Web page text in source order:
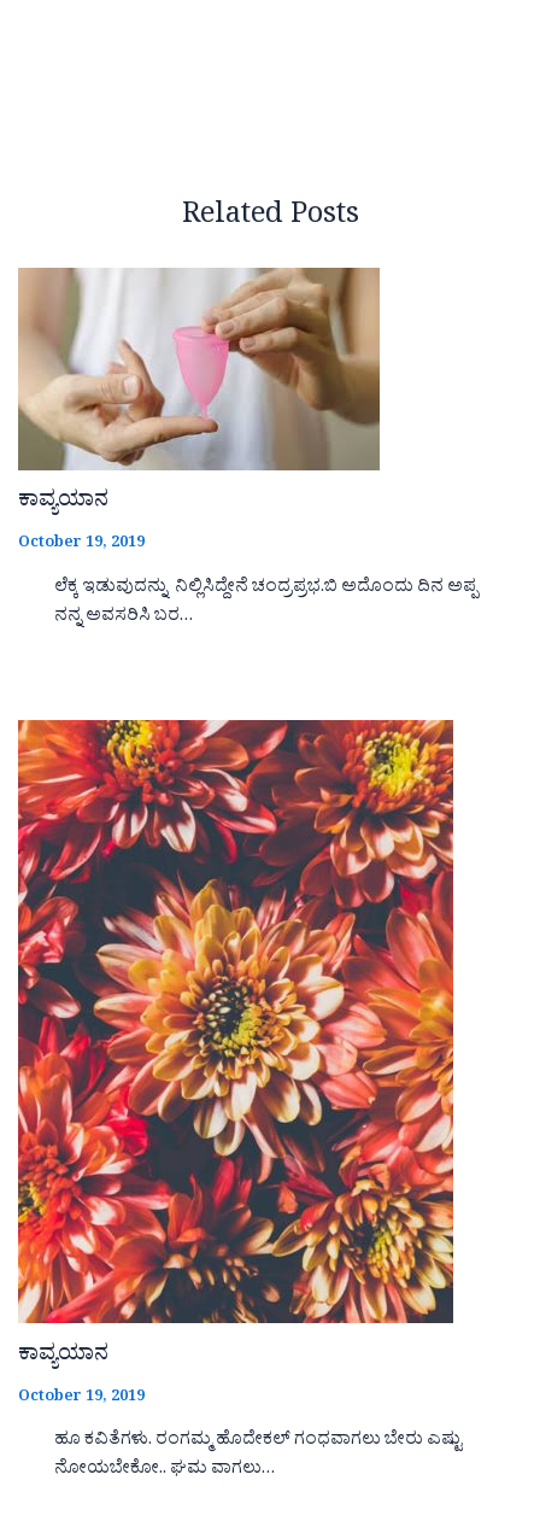
Related Posts
ಕಾವ್ಯಯಾನ
October 19, 2019
ಲೆಕ್ಕ ಇಡುವುದನ್ನು ನಿಲ್ಲಿಸಿದ್ದೇನೆ ಚಂದ್ರಪ್ರಭ.ಬಿ ಅದೊಂದು ದಿನ ಅಪ್ಪ
ನನ್ನ ಅವಸರಿಸಿ ಬರ…
ಕಾವ್ಯಯಾನ
October 19, 2019
ಹೂ ಕವಿತೆಗಳು. ರಂಗಮ್ಮ ಹೊದೇಕಲ್ ಗಂಧವಾಗಲು ಬೇರು ಎಷ್ಟು
ನೋಯಬೇಕೋ.. ಘಮ ವಾಗಲು…